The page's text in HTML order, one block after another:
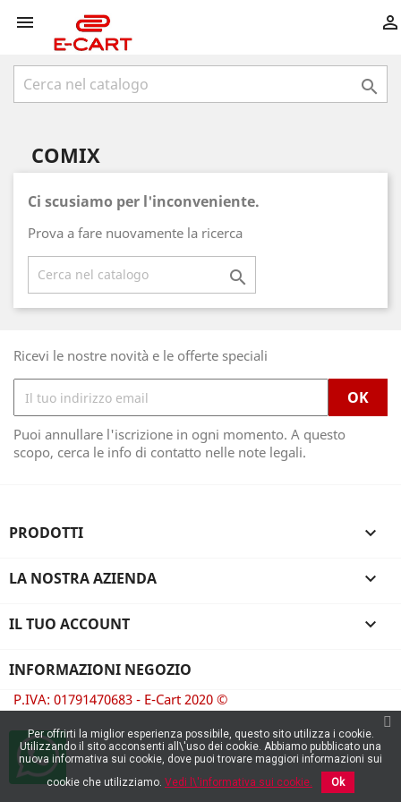
 

COMIX
Ci scusiamo per l'inconveniente.
Prova a fare nuovamente la ricerca

Ricevi le nostre novità e le offerte speciali
Puoi annullare l'iscrizione in ogni momento. A questo
scopo, cerca le info di contatto nelle note legali.
PRODOTTI 
LA NOSTRA AZIENDA 
IL TUO ACCOUNT 
INFORMAZIONI NEGOZIO
P.IVA: 01791470683 - E-Cart 2020 ©
Per offrirti la miglior esperienza possibile, questo sito utilizza i cookie.
Utilizzando il sito acconsenti all\'uso dei cookie. Abbiamo pubblicato una
nuova informativa sui cookie, dove puoi trovare maggiori informazioni sui
cookie che utilizziamo. Vedi l\'informativa sui cookie. Ok